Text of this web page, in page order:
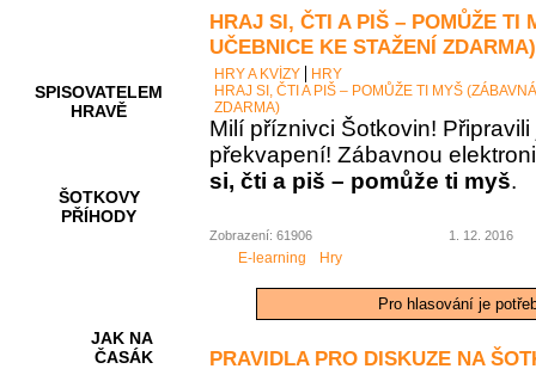
SPISOVATELEM
HRAVĚ
ŠOTKOVY
PŘÍHODY
JAK NA
ČASÁK
HRAJ SI, ČTI A PIŠ – POMŮŽE TI
UČEBNICE KE STAŽENÍ ZDARMA)
HRY A KVÍZY
HRY
HRAJ SI, ČTI A PIŠ – POMŮŽE TI MYŠ
ZDARMA)
Milí příznivci Šotkovin!
překvapení! Zábavnou
si, čti a piš – pomůže ti myš.
Zobrazení: 61906 1. 12. 2016
E-learning Hry
Pro hlasování je
PRAVIDLA PRO DISKUZE NA